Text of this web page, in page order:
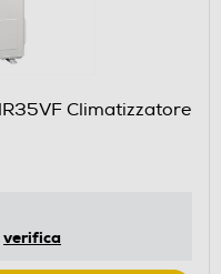
verifica